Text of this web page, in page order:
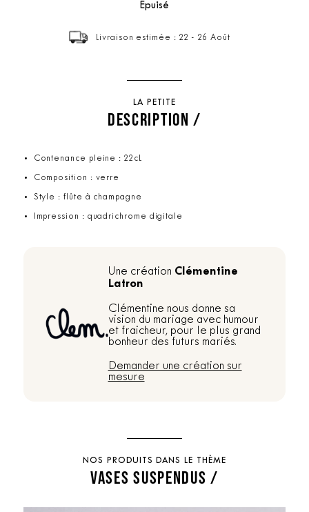
Épuisé
Livraison estimée : 22 - 26 Août
LA PETITE
DESCRIPTION /
Contenance pleine : 22cL
Composition : verre
Style : flûte à champagne
Impression : quadrichrome digitale
Une création Clémentine
Latron
Clémentine nous donne sa
vision du mariage avec humour
et fraicheur, pour le plus grand
bonheur des futurs mariés.
Demander une création sur
mesure
NOS PRODUITS DANS LE THÈME
VASES SUSPENDUS /